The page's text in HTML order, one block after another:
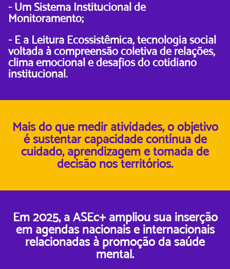
- Um Sistema Institucional de
Monitoramento;
- E a Leitura Ecossistêmica, tecnologia social
voltada à compreensão coletiva de relações,
clima emocional e desafios do cotidiano
institucional.
Mais do que medir atividades, o objetivo
é sustentar capacidade contínua de
cuidado, aprendizagem e tomada de
decisão nos territórios.
Em 2025, a ASEc+ ampliou sua inserção
em agendas nacionais e internacionais
relacionadas à promoção da saúde
mental.